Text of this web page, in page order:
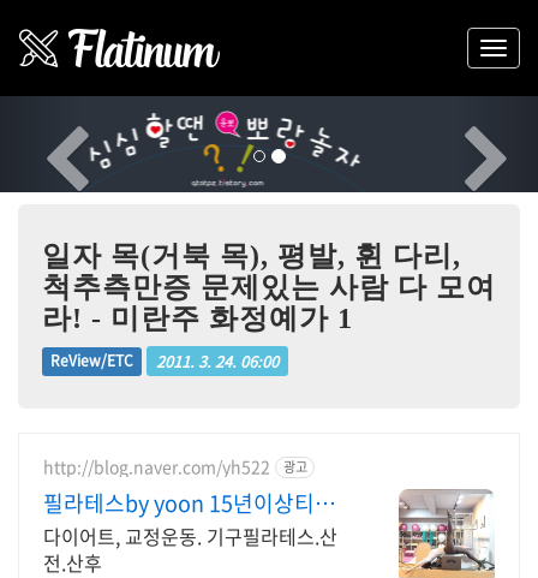
일자 목(거북 목), 평발, 휜 다리,
척추측만증 문제있는 사람 다 모여
라! - 미란주 화정예가 1
ReView/ETC 2011. 3. 24. 06:00
http://blog.naver.com/yh522 광고
필라테스by yoon 15년이상티칭
경력 원장직강
다이어트, 교정운동. 기구필라테스.산
전.산후